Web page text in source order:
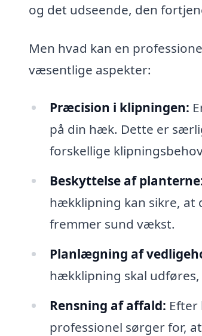
og det udseende, den
Men hvad kan en
væsentlige aspekter:
Præcision i klipningen:
på din hæk. Dette er
forskellige
Beskyttelse af
hækklipning kan sikre, at
fremmer sund vækst.
Planlægning af
hækklipning skal
Rensning af affald: Efter
professionel sørger for,